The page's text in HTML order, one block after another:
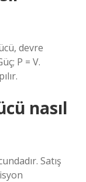
devre
P = V.
nasıl
Satış